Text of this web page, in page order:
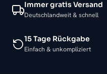
Immer gratis Versand
Deutschlandweit & schnell
15 Tage Rückgabe
Einfach & unkompliziert